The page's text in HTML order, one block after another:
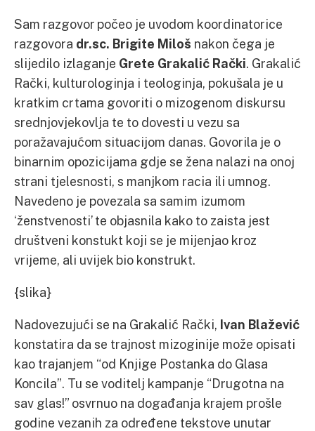
Sam razgovor počeo je uvodom koordinatorice
razgovora dr.sc. Brigite Miloš nakon čega je
slijedilo izlaganje Grete Grakalić Rački. Grakalić
Rački, kulturologinja i teologinja, pokušala je u
kratkim crtama govoriti o mizogenom diskursu
srednjovjekovlja te to dovesti u vezu sa
poražavajućom situacijom danas. Govorila je o
binarnim opozicijama gdje se žena nalazi na onoj
strani tjelesnosti, s manjkom racia ili umnog.
Navedeno je povezala sa samim izumom
‘ženstvenosti’ te objasnila kako to zaista jest
društveni konstukt koji se je mijenjao kroz
vrijeme, ali uvijek bio konstrukt.
{slika}
Nadovezujući se na Grakalić Rački, Ivan Blažević
konstatira da se trajnost mizoginije može opisati
kao trajanjem “od Knjige Postanka do Glasa
Koncila”. Tu se voditelj kampanje “Drugotna na
sav glas!” osvrnuo na događanja krajem prošle
godine vezanih za određene tekstove unutar